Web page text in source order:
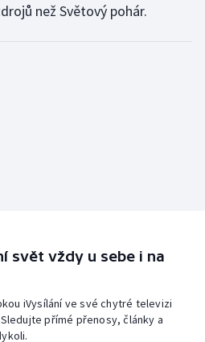
než Světový pohár.
svět vždy u sebe i na
iVysílání ve své chytré televizi
přímé přenosy, články a